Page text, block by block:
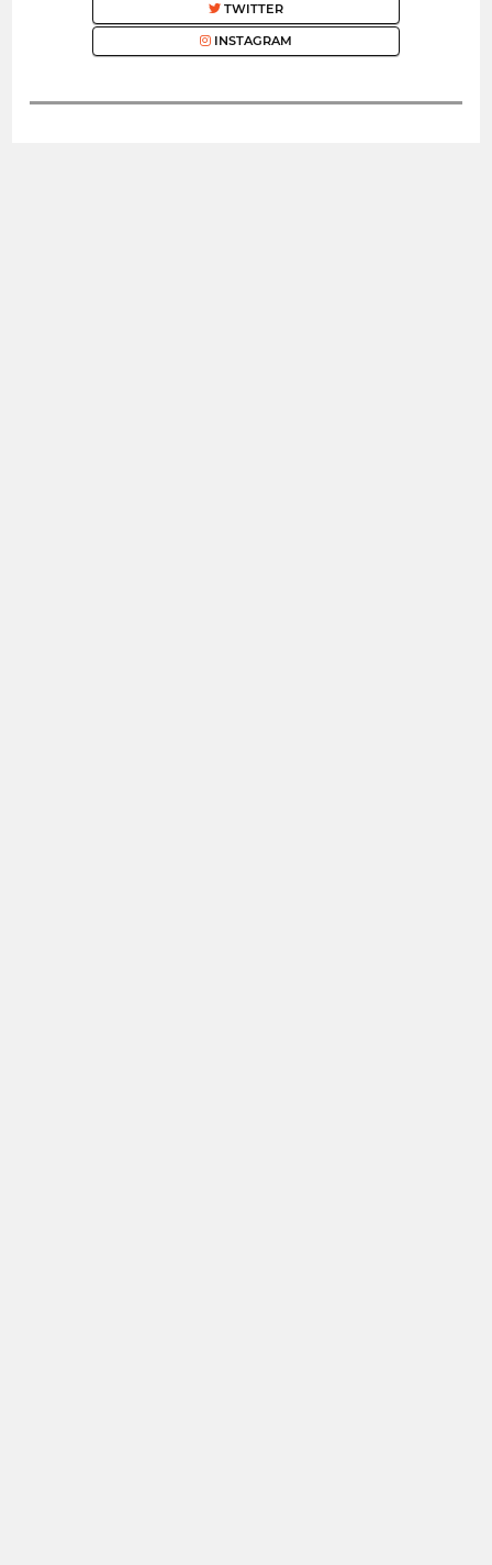
TWITTER
INSTAGRAM